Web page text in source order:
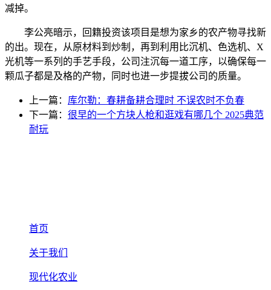
减掉。
李公亮暗示，回籍投资该项目是想为家乡的农产物寻找新
的出。现在，从原材料到炒制，再到利用比沉机、色选机、X
光机等一系列的手艺手段，公司注沉每一道工序，以确保每一
颗瓜子都是及格的产物，同时也进一步提拔公司的质量。
上一篇： 库尔勒：春耕备耕合理时 不误农时不负春
下一篇： 很早的一个方块人枪和逛戏有哪几个 2025典范
耐玩
首页
关于我们
现代化农业